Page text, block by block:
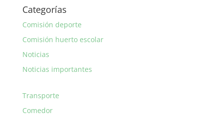
Categorías
Comisión deporte
Comisión huerto escolar
Noticias
Noticias importantes
Transporte
Comedor